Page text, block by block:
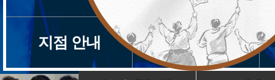
지점 안내 치료후기